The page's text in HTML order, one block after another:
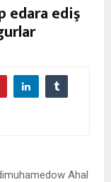
edara ediş
Ahal